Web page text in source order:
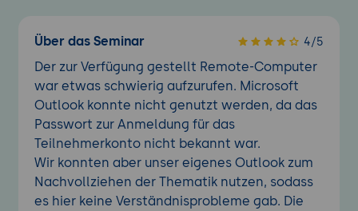
Über das Seminar 4/5
Der zur Verfügung gestellt Remote-Computer
war etwas schwierig aufzurufen. Microsoft
Outlook konnte nicht genutzt werden, da das
Passwort zur Anmeldung für das
Teilnehmerkonto nicht bekannt war.
Wir konnten aber unser eigenes Outlook zum
Nachvollziehen der Thematik nutzen, sodass
es hier keine Verständnisprobleme gab. Die